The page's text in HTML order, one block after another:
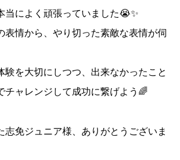
当によく頑張っていました😭✨
表情から、やり切った素敵な表情が伺
験を大切にしつつ、出来なかったこと
チャレンジして成功に繋げよう🌈
志免ジュニア様、ありがとうございま